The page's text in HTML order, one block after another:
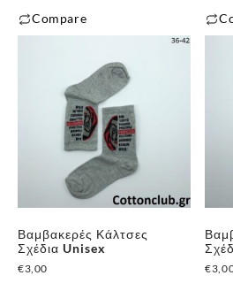
Compare
Βαμβακερές Κάλτσες
Σχέδια Unisex
€3,00 €